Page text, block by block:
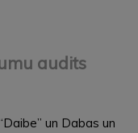
audits
un Dabas un